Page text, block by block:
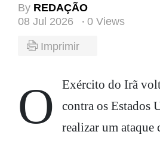
By REDAÇÃO
08 Jul 2026
0 Views
Imprimir
O Exército do Irã voltou a elevar o tom
contra os Estados
realizar um ataque